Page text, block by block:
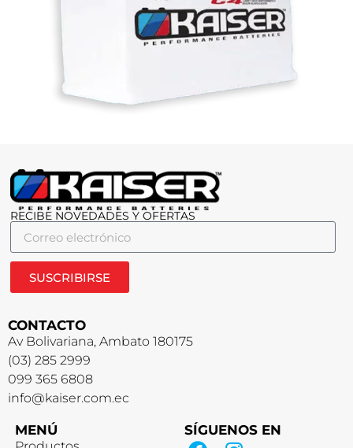
RECIBE NOVEDADES Y OFERTAS
SUSCRIBIRSE
CONTACTO
Av Bolivariana, Ambato 180175
(03) 285 2999
099 365 6808
info@kaiser.com.ec
MENÚ SÍGUENOS EN